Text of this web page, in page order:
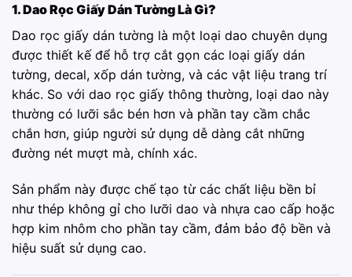
1. Dao Rọc Giấy Dán Tường Là Gì?
Dao rọc giấy dán tường là một loại dao chuyên dụng
được thiết kế để hỗ trợ cắt gọn các loại giấy dán
tường, decal, xốp dán tường, và các vật liệu trang trí
khác. So với dao rọc giấy thông thường, loại dao này
thường có lưỡi sắc bén hơn và phần tay cầm chắc
chắn hơn, giúp người sử dụng dễ dàng cắt những
đường nét mượt mà, chính xác.
Sản phẩm này được chế tạo từ các chất liệu bền bỉ
như thép không gỉ cho lưỡi dao và nhựa cao cấp hoặc
hợp kim nhôm cho phần tay cầm, đảm bảo độ bền và
hiệu suất sử dụng cao.